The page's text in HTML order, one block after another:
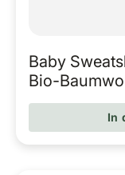
Baby
Bio-
In